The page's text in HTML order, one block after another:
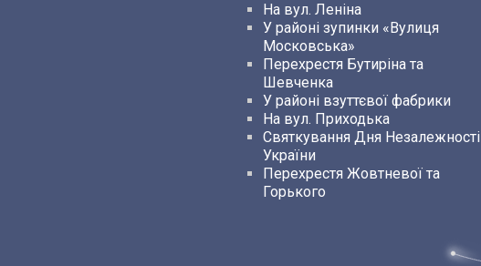
На вул. Леніна
У районі зупинки «Вулиця
Московська»
Перехрестя Бутиріна та
Шевченка
У районі взуттєвої фабрики
На вул. Приходька
Святкування Дня Незалежності
України
Перехрестя Жовтневої та
Горького